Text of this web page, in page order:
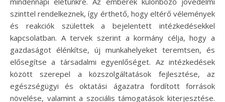
szinttel rendelkeznek, így érthető, hogy eltérő vélemények
és reakciók születtek a bejelentett intézkedésekkel
kapcsolatban. A tervek szerint a kormány célja, hogy a
gazdaságot élénkítse, új munkahelyeket teremtsen, és
elősegítse a társadalmi egyenlőséget. Az intézkedések
között szerepel a közszolgáltatások fejlesztése, az
egészségügyi és oktatási ágazatra fordított források
növelése, valamint a szociális támogatások kiterjesztése.